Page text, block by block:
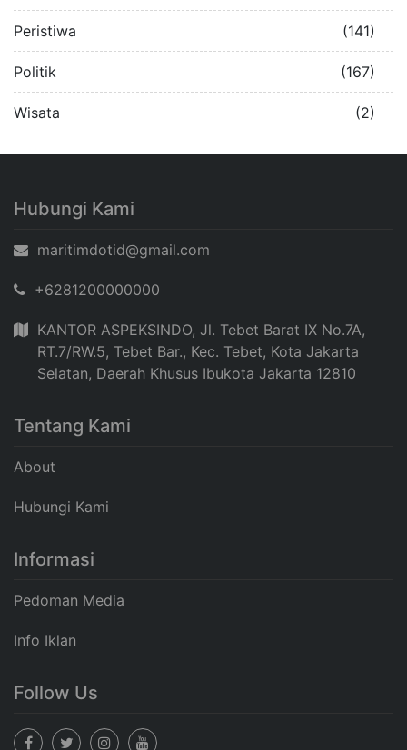
Peristiwa (141)
Politik (167)
Wisata (2)
Hubungi Kami
maritimdotid@gmail.com
+6281200000000
KANTOR ASPEKSINDO, Jl. Tebet Barat IX No.7A,
RT.7/RW.5, Tebet Bar., Kec. Tebet, Kota Jakarta
Selatan, Daerah Khusus Ibukota Jakarta 12810
Tentang Kami
About
Hubungi Kami
Informasi
Pedoman Media
Info Iklan
Follow Us